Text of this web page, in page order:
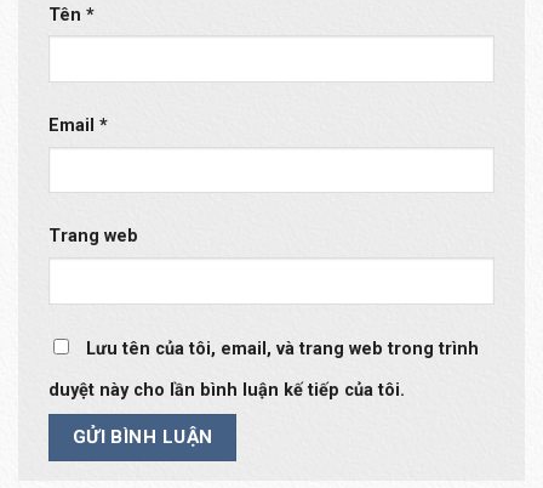
Tên *
Email *
Trang web
Lưu tên của tôi, email, và trang web trong trình
duyệt này cho lần bình luận kế tiếp của tôi.